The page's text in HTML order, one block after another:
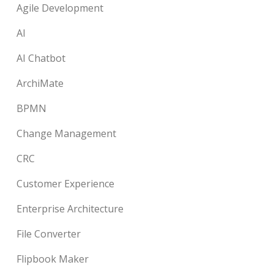
Agile Development
AI
AI Chatbot
ArchiMate
BPMN
Change Management
CRC
Customer Experience
Enterprise Architecture
File Converter
Flipbook Maker